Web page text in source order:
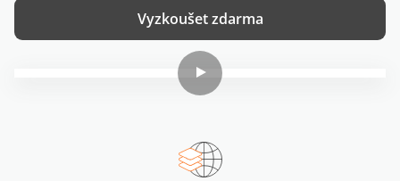
Vyzkoušet zdarma